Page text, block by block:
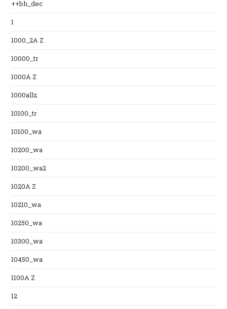
++bh_dec
1
1000_2A Z
10000_tr
1000A Z
1000allz
10100_tr
10100_wa
10200_wa
10200_wa2
1020A Z
10210_wa
10250_wa
10300_wa
10450_wa
1100A Z
12